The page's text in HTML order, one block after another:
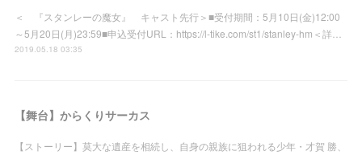
＜ 『スタンレーの魔女』 キャスト先行＞■受付期間：5月10日(金)12:00
～5月20日(月)23:59■申込受付URL：https://l-tike.com/st1/stanley-hm＜詳…
2019.05.18 03:35
【舞台】からくりサーカス
【ストーリー】莫大な遺産を相続し、自身の親族に狙われる少年・才賀 勝、